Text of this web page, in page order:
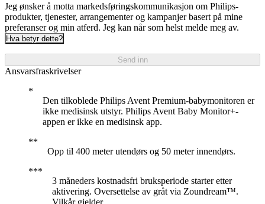
Jeg ønsker å motta markedsføringskommunikasjon om Philips-
produkter, tjenester, arrangementer og kampanjer basert på mine
preferanser og min atferd. Jeg kan når som helst melde meg av.
Hva betyr dette?
Send inn
Ansvarsfraskrivelser
Den tilkoblede Philips Avent Premium-babymonitoren er
ikke medisinsk utstyr. Philips Avent Baby Monitor+-
appen er ikke en medisinsk app.
Opp til 400 meter utendørs og 50 meter innendørs.
3 måneders kostnadsfri bruksperiode starter etter
aktivering. Oversettelse av gråt via Zoundream™.
Vilkår gjelder.